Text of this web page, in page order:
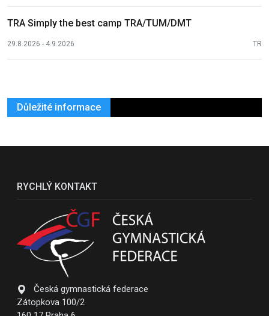
TRA Simply the best camp TRA/TUM/DMT
29.8.2026 - 4.9.2026 TR
Důležité informace
RYCHLÝ KONTAKT
Česká gymnastická federace
Zátopkova 100/2